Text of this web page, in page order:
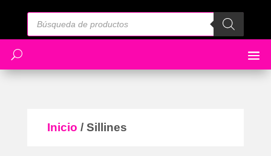
Búsqueda
de
Inicio / Sillines